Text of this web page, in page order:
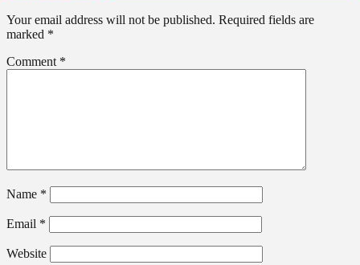
Your email address will not be published. Required fields are
marked *
Comment *
Name *
Email *
Website